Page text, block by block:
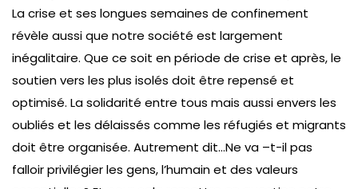
La crise et ses longues semaines de confinement
révèle aussi que notre société est largement
inégalitaire. Que ce soit en période de crise et après, le
soutien vers les plus isolés doit être repensé et
optimisé. La solidarité entre tous mais aussi envers les
oubliés et les délaissés comme les réfugiés et migrants
doit être organisée. Autrement dit…Ne va –t-il pas
falloir privilégier les gens, l’humain et des valeurs